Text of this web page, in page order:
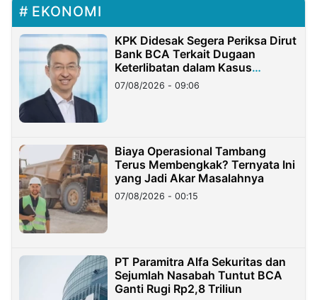
EKONOMI
KPK Didesak Segera Periksa Dirut
Bank BCA Terkait Dugaan
Keterlibatan dalam Kasus
Hilangnya Dana Nasabah Rp2,58
Miliar
07/08/2026 - 09:06
Biaya Operasional Tambang
Terus Membengkak? Ternyata Ini
yang Jadi Akar Masalahnya
07/08/2026 - 00:15
PT Paramitra Alfa Sekuritas dan
Sejumlah Nasabah Tuntut BCA
Ganti Rugi Rp2,8 Triliun